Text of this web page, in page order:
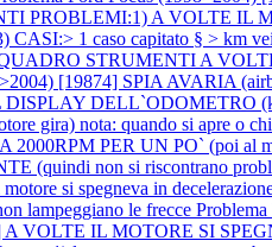
PROBLEMI:1) A VOLTE IL
CASI:> 1 caso capitato § > km
QUADRO STRUMENTI A
[19874] SPIA AVARIA
DELL`ODOMETRO
gira) nota: quando si apre o
2000RPM PER UN PO` (poi
(quindi non si riscontrano
si spegneva in
lampeggiano le frecce
A VOLTE IL MOTORE SI